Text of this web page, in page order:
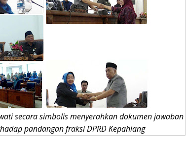
secara simbolis menyerahkan dokumen jawaban
pandangan fraksi DPRD Kepahiang